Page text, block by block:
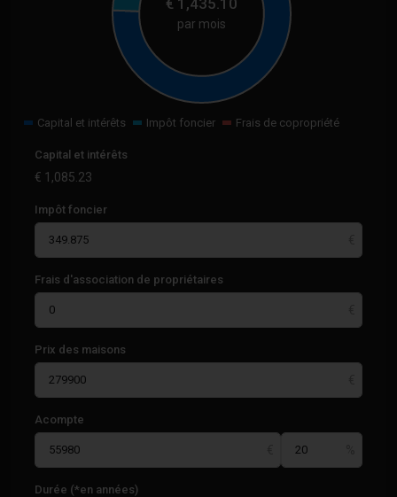
par mois
Capital et intérêts Impôt foncier Frais de copropriété
Capital et intérêts
€ 1,085.23
Impôt foncier
Frais d'association de propriétaires
Prix des maisons
Acompte
Durée (*en années)